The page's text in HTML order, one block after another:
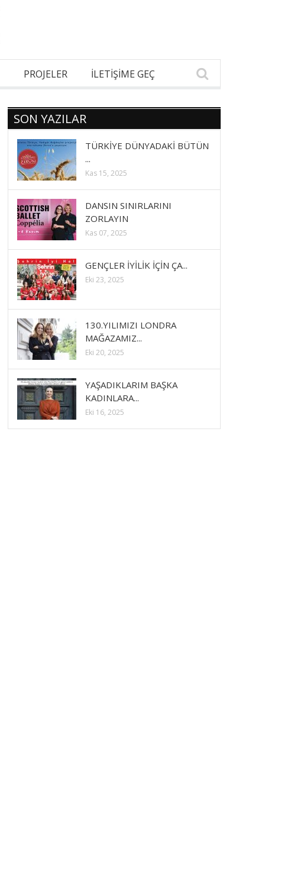
PROJELER İLETİŞİME GEÇ
SON YAZILAR
TÜRKİYE DÜNYADAKİ BÜTÜN
...
Kas 15, 2025
DANSIN SINIRLARINI
ZORLAYIN
Kas 07, 2025
GENÇLER İYİLİK İÇİN ÇA...
Eki 23, 2025
130.YILIMIZI LONDRA
MAĞAZAMIZ...
Eki 20, 2025
YAŞADIKLARIM BAŞKA
KADINLARA...
Eki 16, 2025